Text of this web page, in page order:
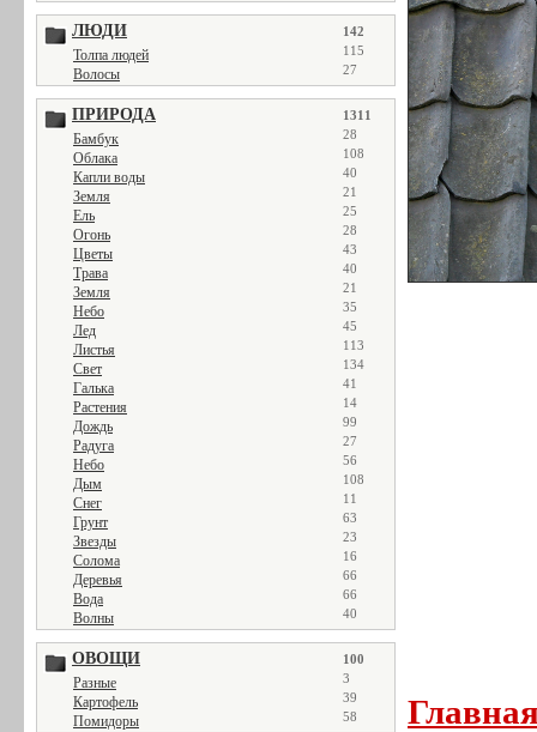
ЛЮДИ 142
Толпа людей 115
Волосы 27
ПРИРОДА 1311
Бамбук 28
Облака 108
Капли воды 40
Земля 21
Ель 25
Огонь 28
Цветы 43
Трава 40
Земля 21
Небо 35
Лед 45
Листья 113
Свет 134
Галька 41
Растения 14
Дождь 99
Радуга 27
Небо 56
Дым 108
Снег 11
Грунт 63
Звезды 23
Солома 16
Деревья 66
Вода 66
Волны 40
ОВОЩИ 100
Разные 3
Картофель 39
Помидоры 58